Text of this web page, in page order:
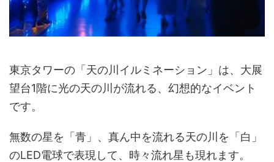
東京タワーの「天の川イルミネーション」は、大展
望台1階に光の天の川が流れる、幻想的なイベント
です。
無数の星を「青」、真ん中を流れる天の川を「白」
のLED電球で表現して、時々流れ星も現れます。